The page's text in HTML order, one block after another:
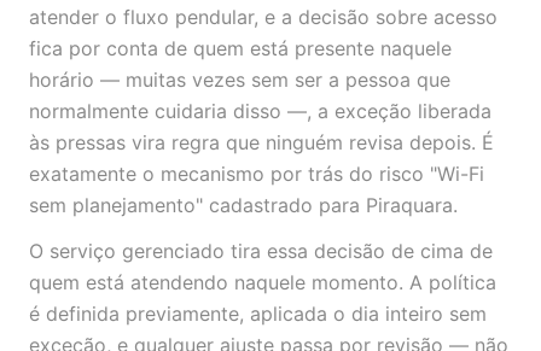
atender o fluxo pendular, e a decisão sobre acesso
fica por conta de quem está presente naquele
horário — muitas vezes sem ser a pessoa que
normalmente cuidaria disso —, a exceção liberada
às pressas vira regra que ninguém revisa depois. É
exatamente o mecanismo por trás do risco "Wi-Fi
sem planejamento" cadastrado para Piraquara.
O serviço gerenciado tira essa decisão de cima de
quem está atendendo naquele momento. A política
é definida previamente, aplicada o dia inteiro sem
exceção, e qualquer ajuste passa por revisão — não